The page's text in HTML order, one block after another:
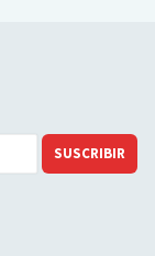
SUSCRIBIR